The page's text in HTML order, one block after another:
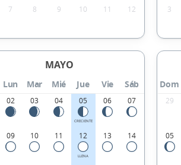
7 8 9 10 11 12 3
MAYO
Lun Mar Mié Jue Vie Sáb
02 03 04 05
CRECIENTE
06 07
09 10 11 12
LLENA
13 14
Dom
29
05